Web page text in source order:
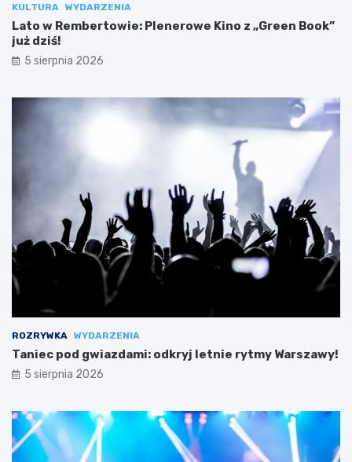
KULTURA WYDARZENIA
Lato w Rembertowie: Plenerowe Kino z „Green Book”
już dziś!
5 sierpnia 2026
ROZRYWKA WYDARZENIA
Taniec pod gwiazdami: odkryj letnie rytmy Warszawy!
5 sierpnia 2026